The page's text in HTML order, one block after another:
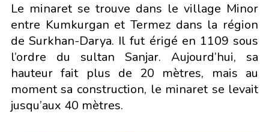
Le minaret se trouve dans le village Minor
entre Kumkurgan et Termez dans la région
de Surkhan-Darya. Il fut érigé en 1109 sous
l’ordre du sultan Sanjar. Aujourd’hui, sa
hauteur fait plus de 20 mètres, mais au
moment sa construction, le minaret se levait
jusqu’aux 40 mètres.